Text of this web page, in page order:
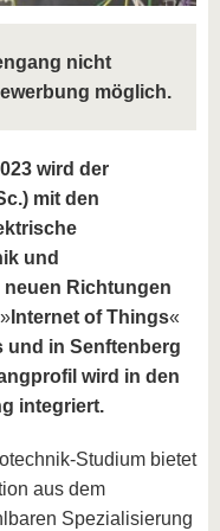
nicht
möglich.
wird der
mit den
und
neuen Richtungen
» Internet of Things«
in Senftenberg
wird in den
integriert.
Studium bietet
aus dem
Spezialisierung